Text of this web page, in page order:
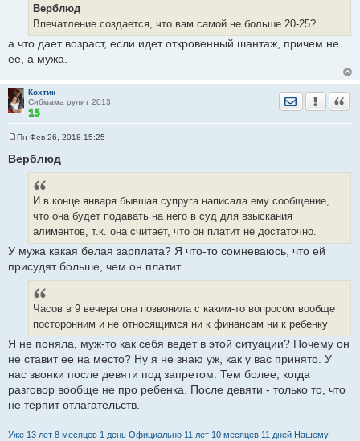
и
Верблюд
Впечатление создается, что вам самой не больше 20-25?
а что дает возраст, если идет откровенный шантаж, причем не
ее, а мужа.
Кохтик
Сибмама рулит 2013
Отправить
о
Пн Фев 26, 2018 15:25
Верблюд
И в конце января бывшая супруга написала ему сообщение,
что она будет подавать на него в суд для взыскания
алиментов, т.к. она считает, что он платит не достаточно.
У мужа какая белая зарплата? Я что-то сомневаюсь, что ей
присудят больше, чем он платит.
Часов в 9 вечера она позвонила с каким-то вопросом вообще
посторонним и не относящимся ни к финансам ни к ребенку
Я не поняла, муж-то как себя ведет в этой ситуации? Почему он
не ставит ее на место? Ну я не знаю уж, как у вас принято. У
нас звонки после девяти под запретом. Тем более, когда
разговор вообще не про ребенка. После девяти - только то, что
не терпит отлагательств.
Уже 13 лет 8 месяцев 1 день Официально 11 лет 10 месяцев 11 дней Нашему